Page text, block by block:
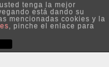
Escritorio
tenga la mejor
está dando su
mencionadas cookies y la
, pinche el enlace para